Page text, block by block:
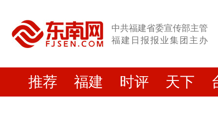
中共福建省委宣传部主管
福建日报报业集团主办
推荐 福建 时评 天下